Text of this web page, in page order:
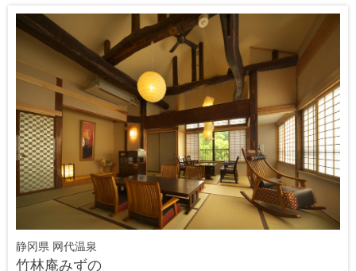
静冈県 网代温泉
竹林庵みずの